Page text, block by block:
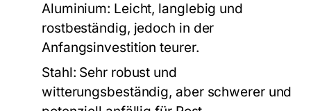
Aluminium: Leicht, langlebig und
rostbeständig, jedoch in der
Anfangsinvestition teurer.
Stahl: Sehr robust und
witterungsbeständig, aber schwerer und